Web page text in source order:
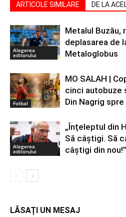
ARTICOLE SIMILARE DE LA
Alegerea
editorului
Metalul Buzău,
deplasarea de
Metaloglobus
Fotbal
MO SALAH |
cinci autobuze
Din Nagrig
Alegerea
editorului
„Înțeleptul din
Să câștigi. Să
câștigi din nou!”
LĂSAȚI UN MESAJ